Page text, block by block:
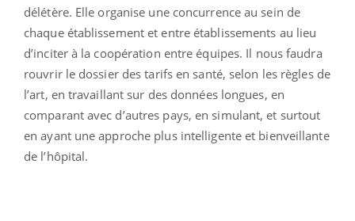
délétère. Elle organise une concurrence au sein de
chaque établissement et entre établissements au lieu
d’inciter à la coopération entre équipes. Il nous faudra
rouvrir le dossier des tarifs en santé, selon les règles de
l’art, en travaillant sur des données longues, en
comparant avec d’autres pays, en simulant, et surtout
en ayant une approche plus intelligente et bienveillante
de l’hôpital.